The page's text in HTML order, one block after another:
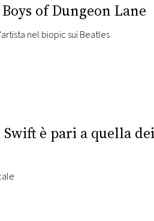
of Dungeon Lane
nel biopic sui Beatles
è pari a quella dei